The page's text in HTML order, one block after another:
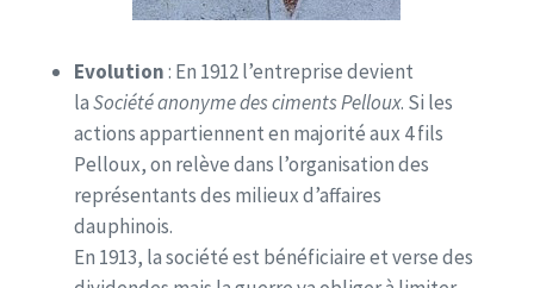
Evolution: En 1912 l’entreprise devient
laSociété anonyme des ciments Pelloux. Si les
actions appartiennent en majorité aux 4 fils
Pelloux, on relève dans l’organisation des
représentants des milieux d’affaires
dauphinois.
En 1913, la société est bénéficiaire et verse des